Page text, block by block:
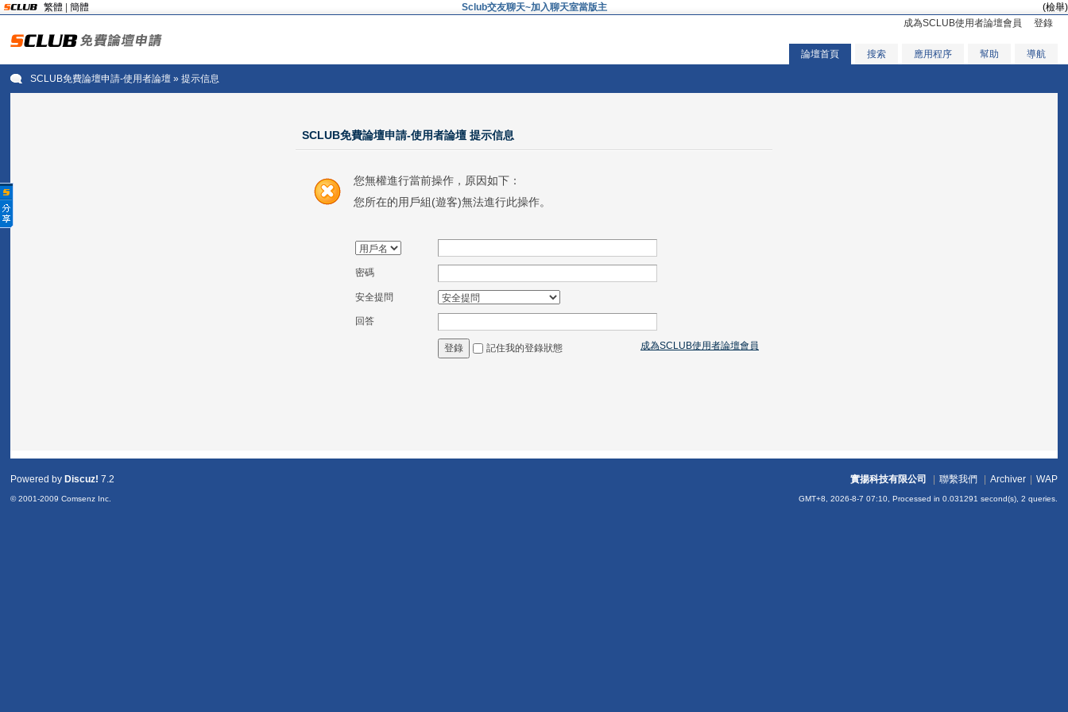
繁體 簡體 Sclub交友聊天~加入聊天室當版主
(檢舉)
成為SCLUB使用者論壇會員
登錄
論壇首頁 搜索 應用程序 幫助 導航
SCLUB免費論壇申請-使用者論壇 » 提示信息
SCLUB免費論壇申請-使用者論壇 提示信息
您無權進行當前操作，原因如下：
您所在的用戶組(遊客)無法進行此操作。
密碼
安全提問
回答
成為SCLUB使用者論壇會員
登錄 記住我的登錄狀態
實揚科技有限公司 聯繫我們 Archiver WAP
GMT+8, 2026-8-7 07:10, Processed in 0.031291 second(s), 2 queries.
Powered by Discuz! 7.2
© 2001-2009Comsenz Inc.